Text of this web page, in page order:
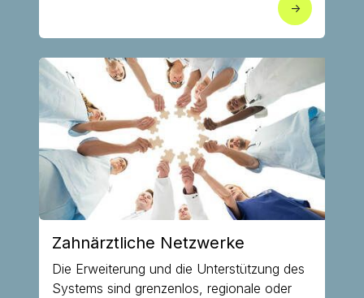
->
Zahnärztliche Netzwerke
Die Erweiterung und die Unterstützung des
Systems sind grenzenlos, regionale oder